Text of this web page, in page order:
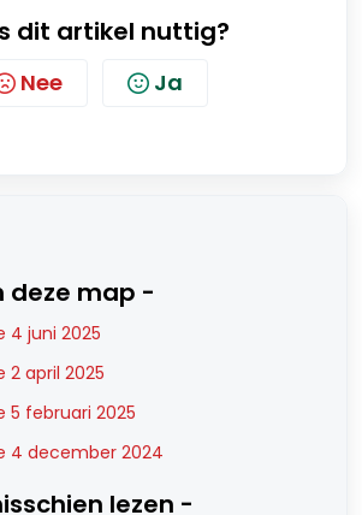
dit artikel nuttig?
Nee Ja
deze map -
4 juni 2025
2 april 2025
5 februari 2025
4 december 2024
lezen -